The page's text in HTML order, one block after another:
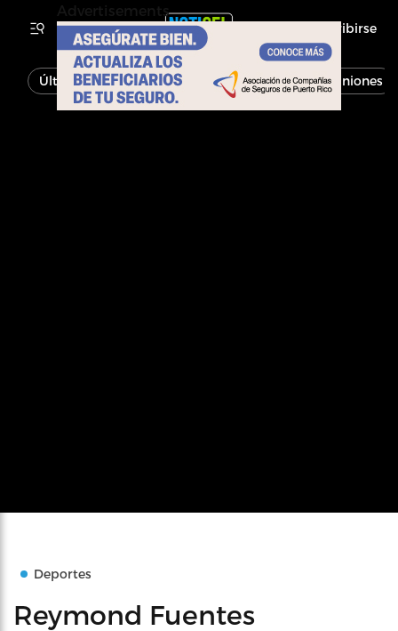
Inscribirse
Última Hora Noticias Economía Opiniones
Deportes
Reymond Fuentes
Advertisements